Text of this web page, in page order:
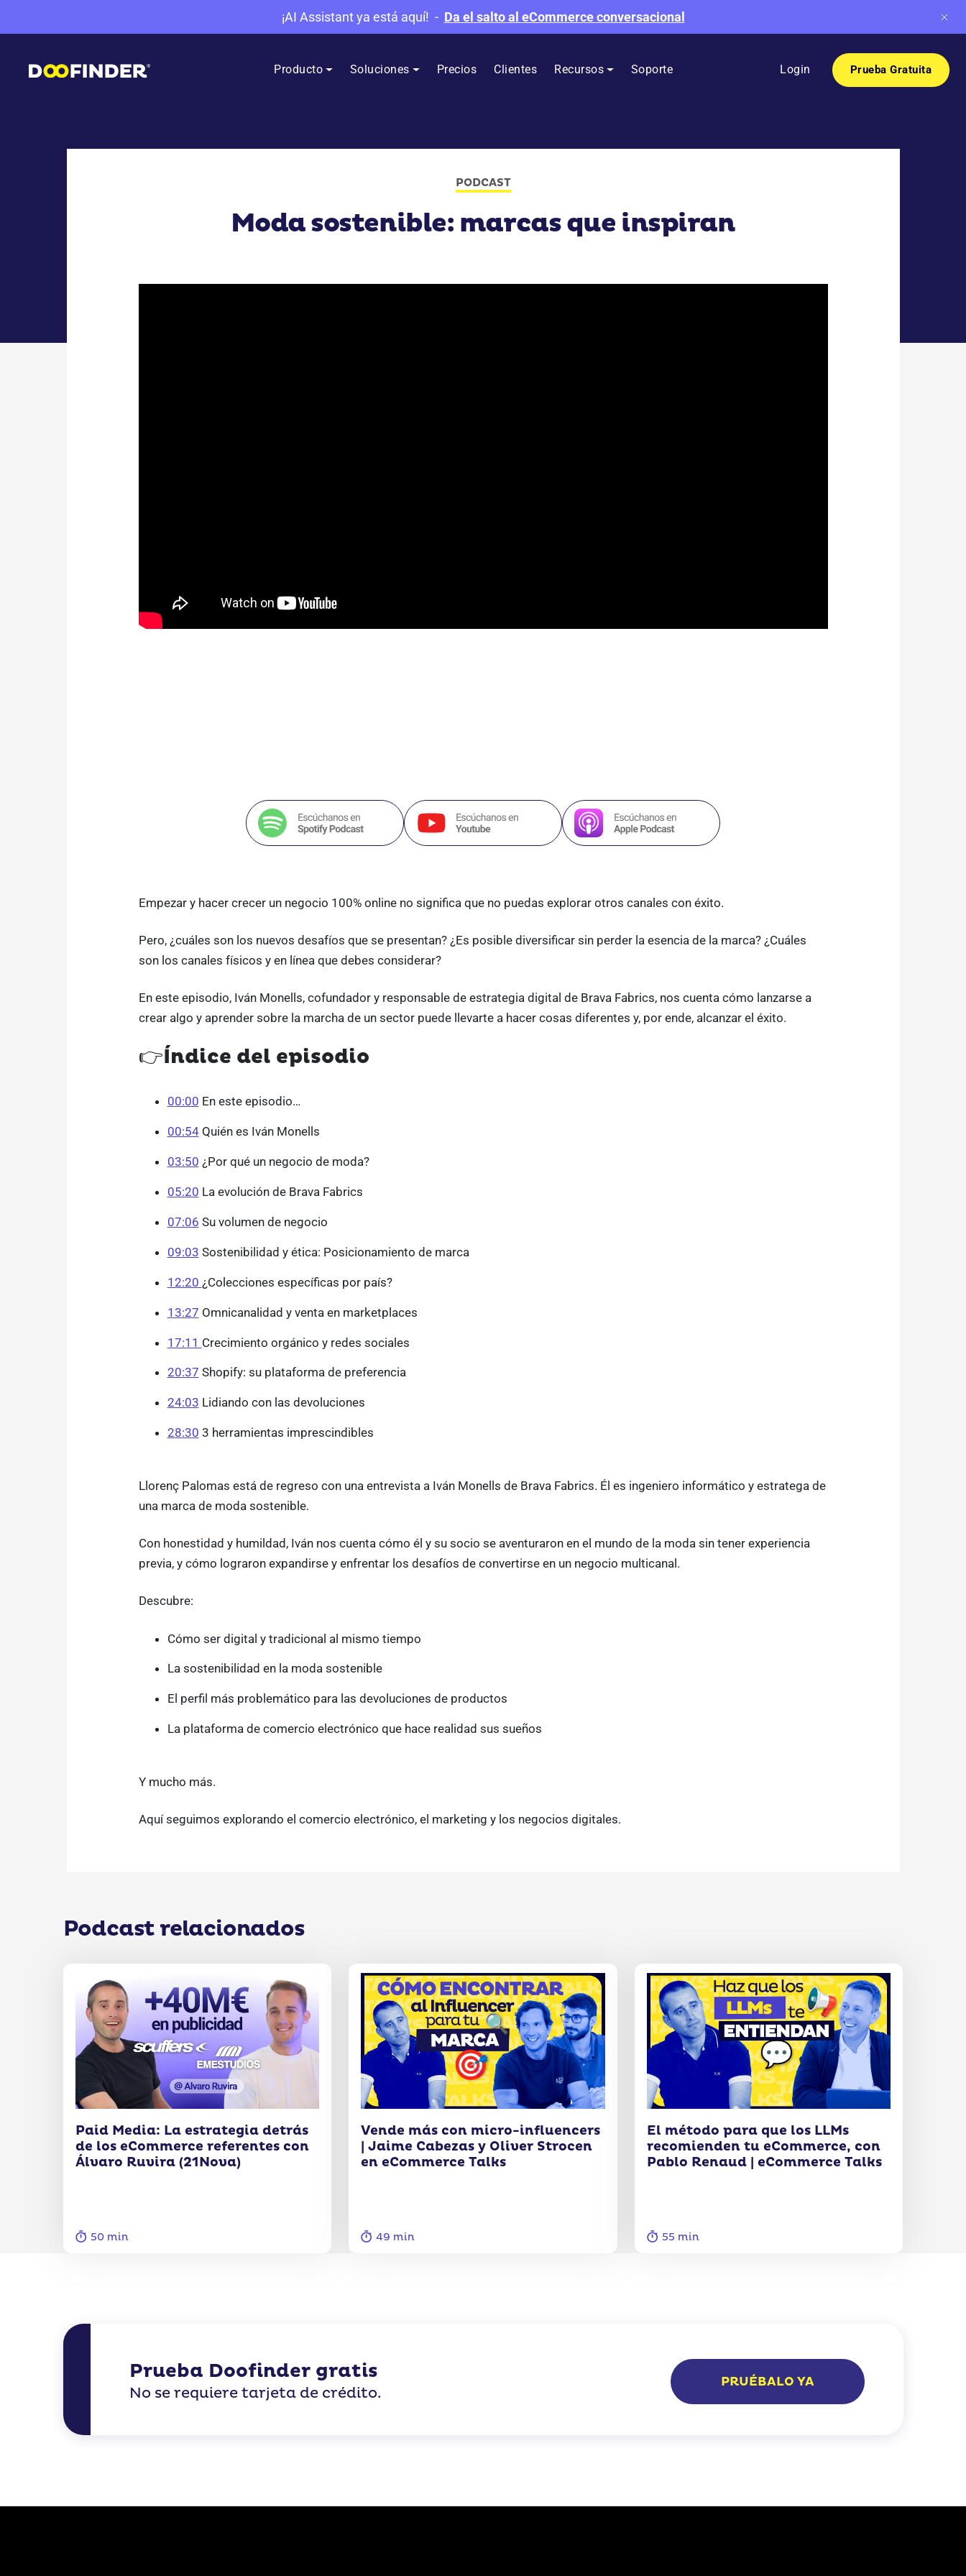
¡AI Assistant ya está aquí! - Da el salto al eCommerce conversacional
Producto Soluciones Precios Clientes Recursos Soporte Login Prueba Gratuita
PODCAST
Moda sostenible: marcas que inspiran
Empezar y hacer crecer un negocio 100% online no significa que no puedas explorar otros canales con éxito.
Pero, ¿cuáles son los nuevos desafíos que se presentan? ¿Es posible diversificar sin perder la esencia de la marca? ¿Cuáles
son los canales físicos y en línea que debes considerar?
En este episodio, Iván Monells, cofundador y responsable de estrategia digital de Brava Fabrics, nos cuenta cómo lanzarse a
crear algo y aprender sobre la marcha de un sector puede llevarte a hacer cosas diferentes y, por ende, alcanzar el éxito.
👉Índice del episodio
00:00 En este episodio…
00:54Quién es Iván Monells
03:50 ¿Por qué un negocio de moda?
05:20 La evolución de Brava Fabrics
07:06 Su volumen de negocio
09:03 Sostenibilidad y ética: Posicionamiento de marca
12:20 ¿Colecciones específicas por país?
13:27 Omnicanalidad y venta en marketplaces
17:11 Crecimiento orgánico y redes sociales
20:37 Shopify: su plataforma de preferencia
24:03 Lidiando con las devoluciones
28:30 3 herramientas imprescindibles
Llorenç Palomas está de regreso con una entrevista a Iván Monells de Brava Fabrics. Él es ingeniero informático y estratega de
una marca de moda sostenible.
Con honestidad y humildad, Iván nos cuenta cómo él y su socio se aventuraron en el mundo de la moda sin tener experiencia
previa, y cómo lograron expandirse y enfrentar los desafíos de convertirse en un negocio multicanal.
Descubre:
Cómo ser digital y tradicional al mismo tiempo
La sostenibilidad en la moda sostenible
El perfil más problemático para las devoluciones de productos
La plataforma de comercio electrónico que hace realidad sus sueños
Y mucho más.
Aquí seguimos explorando el comercio electrónico, el marketing y los negocios digitales.
Podcast relacionados
Paid Media: La estrategia detrás
de los eCommerce referentes con
Álvaro Ruvira (21Nova)
50 min
Vende más con micro-influencers
| Jaime Cabezas y Oliver Strocen
en eCommerce Talks
49 min
El método para que los LLMs
recomienden tu eCommerce, con
Pablo Renaud | eCommerce Talks
55 min
Prueba Doofinder gratis
No se requiere tarjeta de crédito.
PRUÉBALO YA